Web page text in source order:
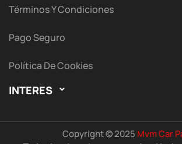
Términos Y Condiciones
Pago Seguro
Política De Cookies
INTERES 
Copyright © 2025 Mvm Car